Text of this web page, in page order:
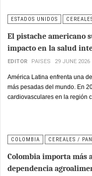
ESTADOS UNIDOS
El pistache americano
impacto en la salud
EDITOR PAISES 29 JUNE 2026
América Latina enfrenta una
más pesadas del mundo. En
cardiovasculares en la región
COLOMBIA CEREALES /
Colombia importa más
dependencia